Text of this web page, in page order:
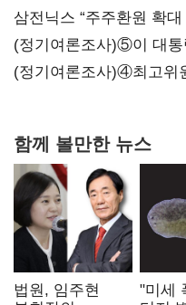
지지도 '50% 아래로'(종
삼전닉스 “주주환원 확
보내
(정기여론조사)⑤이 대
만에 다시 40%대
(정기여론조사)④최고위
함께 볼만한 뉴스
법원, 임주현
"미세